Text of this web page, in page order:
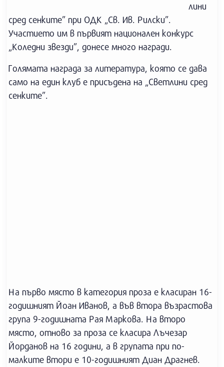
лини
сред сенките” при ОДК „Св. Ив. Рилски”.
Участието им в първият национален конкурс
„Коледни звезди”, донесе много награди.
Голямата награда за литература, която се дава
само на един клуб е присъдена на „Светлини сред
сенките”.
На първо място в категория проза е класиран 16-
годишният Йоан Иванов, а във втора възрастова
група 9-годишната Рая Маркова. На второ
място, отново за проза се класира Лъчезар
Йорданов на 16 години, а в групата при по-
малките втори е 10-годишният Диан Драгнев.